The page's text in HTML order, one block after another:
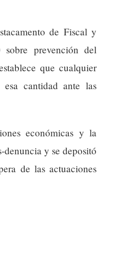
de Fiscal y
prevención del
que cualquier
cantidad ante las
económicas y la
y se depositó
de las actuaciones